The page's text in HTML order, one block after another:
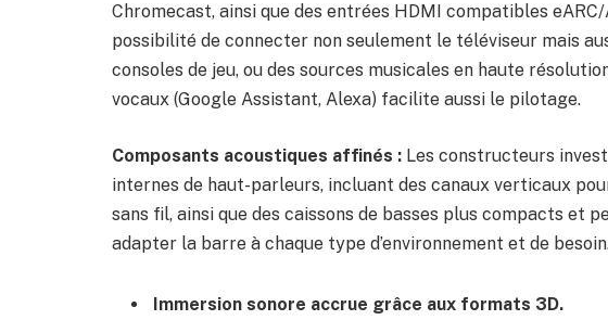
Chromecast, ainsi que des entrées HDMI compatibles
possibilité de connecter non seulement le téléviseur mais
consoles de jeu, ou des sources musicales en haute
vocaux (Google Assistant, Alexa) facilite aussi le pilotage.
Composants acoustiques affinés : Les constructeurs
internes de haut-parleurs, incluant des canaux verticaux
sans fil, ainsi que des caissons de basses plus compacts et
adapter la barre à chaque type d’environnement et de
Immersion sonore accrue grâce aux formats 3D.